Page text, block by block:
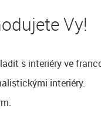
Vy!
s interiéry ve
interiéry.